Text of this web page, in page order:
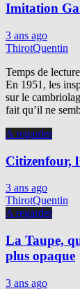
Imitation
3 ans ago
ThirotQuentin
Temps de
En 1951, les
sur le
fait qu’il ne
A regarder
Citizenfour,
3 ans ago
ThirotQuentin
A regarder
La Taupe,
plus opaque
3 ans ago